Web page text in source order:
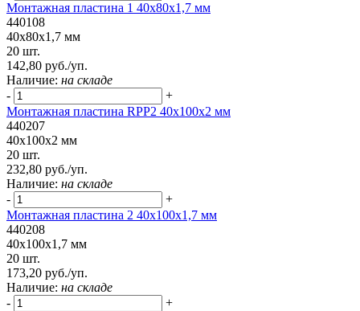
Монтажная пластина 1 40x80x1,7 мм
440108
40x80x1,7 мм
20 шт.
142,80 руб./уп.
Наличие: на складе
-
+
Монтажная пластина RPP2 40x100x2 мм
440207
40x100x2 мм
20 шт.
232,80 руб./уп.
Наличие: на складе
-
+
Монтажная пластина 2 40x100x1,7 мм
440208
40x100x1,7 мм
20 шт.
173,20 руб./уп.
Наличие: на складе
-
+